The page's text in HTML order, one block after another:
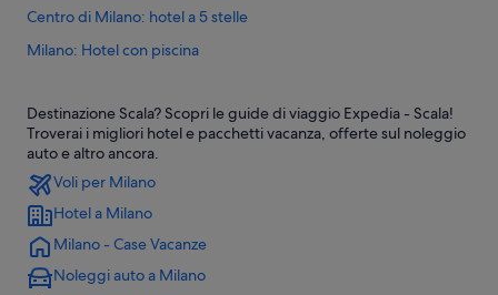
Centro di Milano: hotel a 5 stelle
Milano: Hotel con piscina
Milano: Hotel per fare shopping
Milano: Resort e hotel con spa
Centro storico: Hotel economici
Centro storico: Hotel con piscina
Brera: Hotel per chi ama l'avventura
Centro di Milano: Hotel per fare shopping
Destinazione Scala? Scopri le guide di viaggio Expedia - Scala!
Troverai i migliori hotel e pacchetti vacanza, offerte sul noleggio
auto e altro ancora.
Voli per Milano
Hotel a Milano
Milano - Case Vacanze
Noleggi auto a Milano